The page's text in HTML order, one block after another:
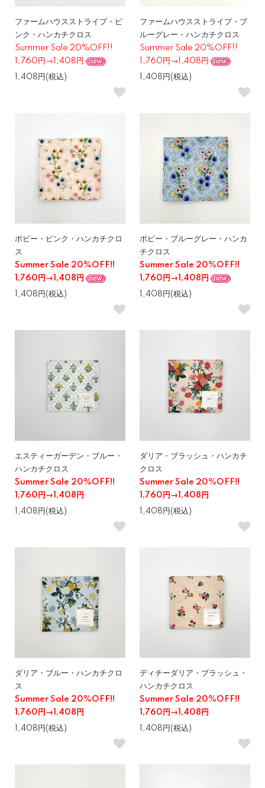
ファームハウスストライプ・ピ
ンク・ハンカチクロス
Summer Sale 20%OFF!!
1,760円→1,408円
1,408円(税込)
ファームハウスストライプ・ブ
ルーグレー・ハンカチクロス
Summer Sale 20%OFF!!
1,760円→1,408円
1,408円(税込)
ポピー・ピンク・ハンカチクロ
ス
Summer Sale 20%OFF!!
1,760円→1,408円
1,408円(税込)
ポピー・ブルーグレー・ハンカ
チクロス
Summer Sale 20%OFF!!
1,760円→1,408円
1,408円(税込)
エスティーガーデン・ブルー・
ハンカチクロス
Summer Sale 20%OFF!!
1,760円→1,408円
1,408円(税込)
ダリア・ブラッシュ・ハンカチ
クロス
Summer Sale 20%OFF!!
1,760円→1,408円
1,408円(税込)
ダリア・ブルー・ハンカチクロ
ス
Summer Sale 20%OFF!!
1,760円→1,408円
1,408円(税込)
ディチーダリア・ブラッシュ・
ハンカチクロス
Summer Sale 20%OFF!!
1,760円→1,408円
1,408円(税込)